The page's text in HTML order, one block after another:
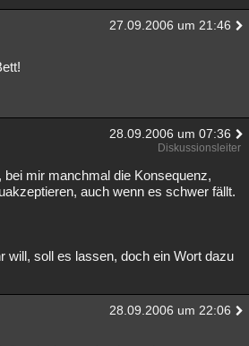
27.09.2006 um 21:46
28.09.2006 um 07:36
Diskussionsleiter
bei mir manchmal die Konsequenz,
auch wenn es schwer fällt.
will, soll es lassen, doch ein Wort dazu
28.09.2006 um 22:06